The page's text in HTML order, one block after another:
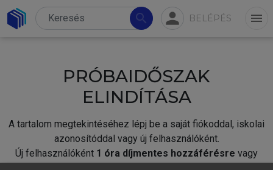
search person BELÉPÉS menu
PRÓBAIDŐSZAK
ELINDÍTÁSA
A tartalom megtekintéséhez lépj be a saját fiókoddal, iskolai
azonosítóddal vagy új felhasználóként.
Új felhasználóként 1 óra díjmentes hozzáférésre vagy